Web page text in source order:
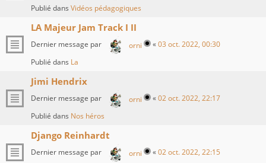
Publié dans Vidéos pédagogiques
LA Majeur Jam Track I II
Dernier message par orni «03 oct. 2022, 00:30
Publié dans La
Jimi Hendrix
Dernier message par orni «02 oct. 2022, 22:17
Publié dans Nos héros
Django Reinhardt
Dernier message par orni «02 oct. 2022, 22:15